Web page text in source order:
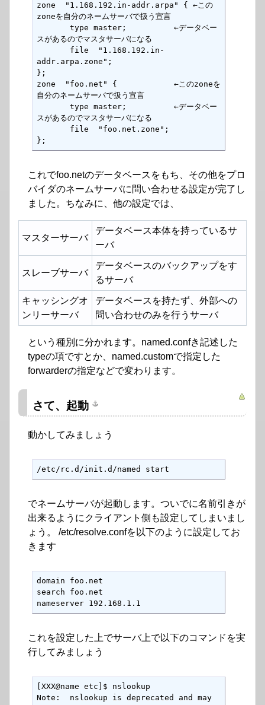
zone  "1.168.192.in-addr.arpa" { ←この
zoneを自分のネームサーバで扱う宣言
スがあるのでマスタサーバになる
addr.arpa.zone";
};
zone  "foo.net" {            ←このzoneを
自分のネームサーバで扱う宣言
スがあるのでマスタサーバになる
};
これでfoo.netのデータベースをもち、その他をプロ
バイダのネームサーバに問い合わせる設定が完了し
ました。ちなみに、他の設定では、
マスターサーバ
データベース本体を持っているサ
ーバ
スレーブサーバ
データベースのバックアップをす
るサーバ
キャッシングオ
ンリーサーバ
データベースを持たず、外部への
問い合わせのみを行うサーバ
という種別に分かれます。named.confき記述した
typeの項ですとか、named.customで指定した
forwarderの指定などで変わります。
さて、起動
動かしてみましょう
/etc/rc.d/init.d/named start
でネームサーバが起動します。ついでに名前引きが
出来るようにクライアント側も設定してしまいまし
ょう。 /etc/resolve.confを以下のように設定してお
きます
domain foo.net
search foo.net
nameserver 192.168.1.1
これを設定した上でサーバ上で以下のコマンドを実
行してみましょう
[XXX@name etc]$ nslookup
Note:  nslookup is deprecated and may